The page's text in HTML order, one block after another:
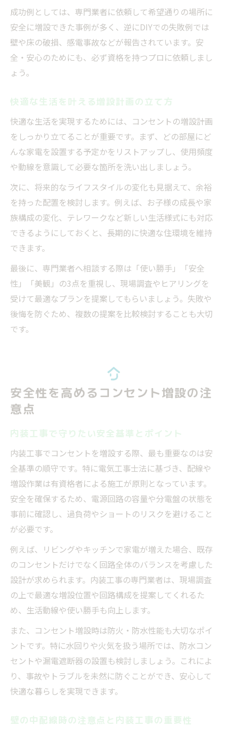
成功例としては、専門業者に依頼して希望通りの場所に
安全に増設できた事例が多く、逆にDIYでの失敗例では
壁や床の破損、感電事故などが報告されています。安
全・安心のためにも、必ず資格を持つプロに依頼しまし
ょう。
快適な生活を叶える増設計画の立て方
快適な生活を実現するためには、コンセントの増設計画
をしっかり立てることが重要です。まず、どの部屋にど
んな家電を設置する予定かをリストアップし、使用頻度
や動線を意識して必要な箇所を洗い出しましょう。
次に、将来的なライフスタイルの変化も見据えて、余裕
を持った配置を検討します。例えば、お子様の成長や家
族構成の変化、テレワークなど新しい生活様式にも対応
できるようにしておくと、長期的に快適な住環境を維持
できます。
最後に、専門業者へ相談する際は「使い勝手」「安全
性」「美観」の3点を重視し、現場調査やヒアリングを
受けて最適なプランを提案してもらいましょう。失敗や
後悔を防ぐため、複数の提案を比較検討することも大切
です。
安全性を高めるコンセント増設の注
意点
内装工事で守りたい安全基準とポイント
内装工事でコンセントを増設する際、最も重要なのは安
全基準の順守です。特に電気工事士法に基づき、配線や
増設作業は有資格者による施工が原則となっています。
安全を確保するため、電源回路の容量や分電盤の状態を
事前に確認し、過負荷やショートのリスクを避けること
が必要です。
例えば、リビングやキッチンで家電が増えた場合、既存
のコンセントだけでなく回路全体のバランスを考慮した
設計が求められます。内装工事の専門業者は、現場調査
の上で最適な増設位置や回路構成を提案してくれるた
め、生活動線や使い勝手も向上します。
また、コンセント増設時は防火・防水性能も大切なポイ
ントです。特に水回りや火気を扱う場所では、防水コン
セントや漏電遮断器の設置も検討しましょう。これによ
り、事故やトラブルを未然に防ぐことができ、安心して
快適な暮らしを実現できます。
壁の中配線時の注意点と内装工事の重要性